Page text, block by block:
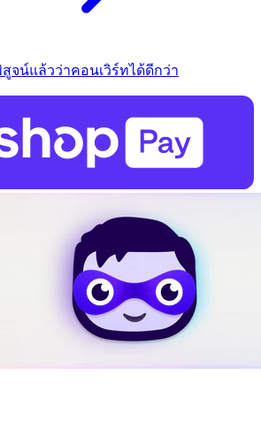
จน์แล้วว่าคอนเวิร์ทได้ดีกว่า